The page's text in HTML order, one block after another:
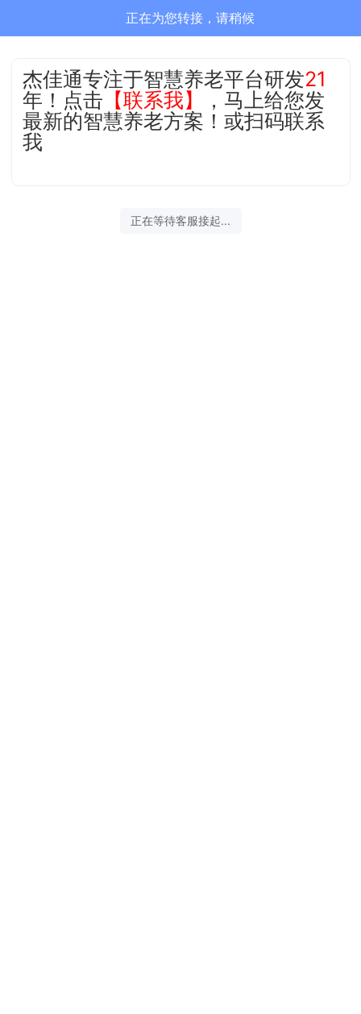
正在为您转接，请稍候
杰佳通专注于智慧养老平台研发21
年！点击 【联系我】
，马上给您发
最新的智慧养老方案！或扫码联系
我
正在等待客服接起...